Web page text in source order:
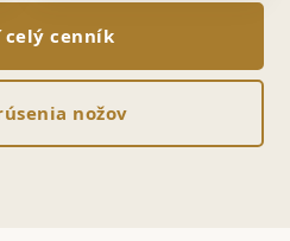
celý cenník
nožov